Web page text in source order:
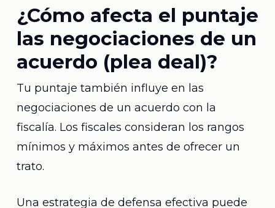
¿Cómo afecta el puntaje
las negociaciones de un
acuerdo (plea deal)?
Tu puntaje también influye en las
negociaciones de un acuerdo con la
fiscalía. Los fiscales consideran los rangos
mínimos y máximos antes de ofrecer un
trato.
Una estrategia de defensa efectiva puede